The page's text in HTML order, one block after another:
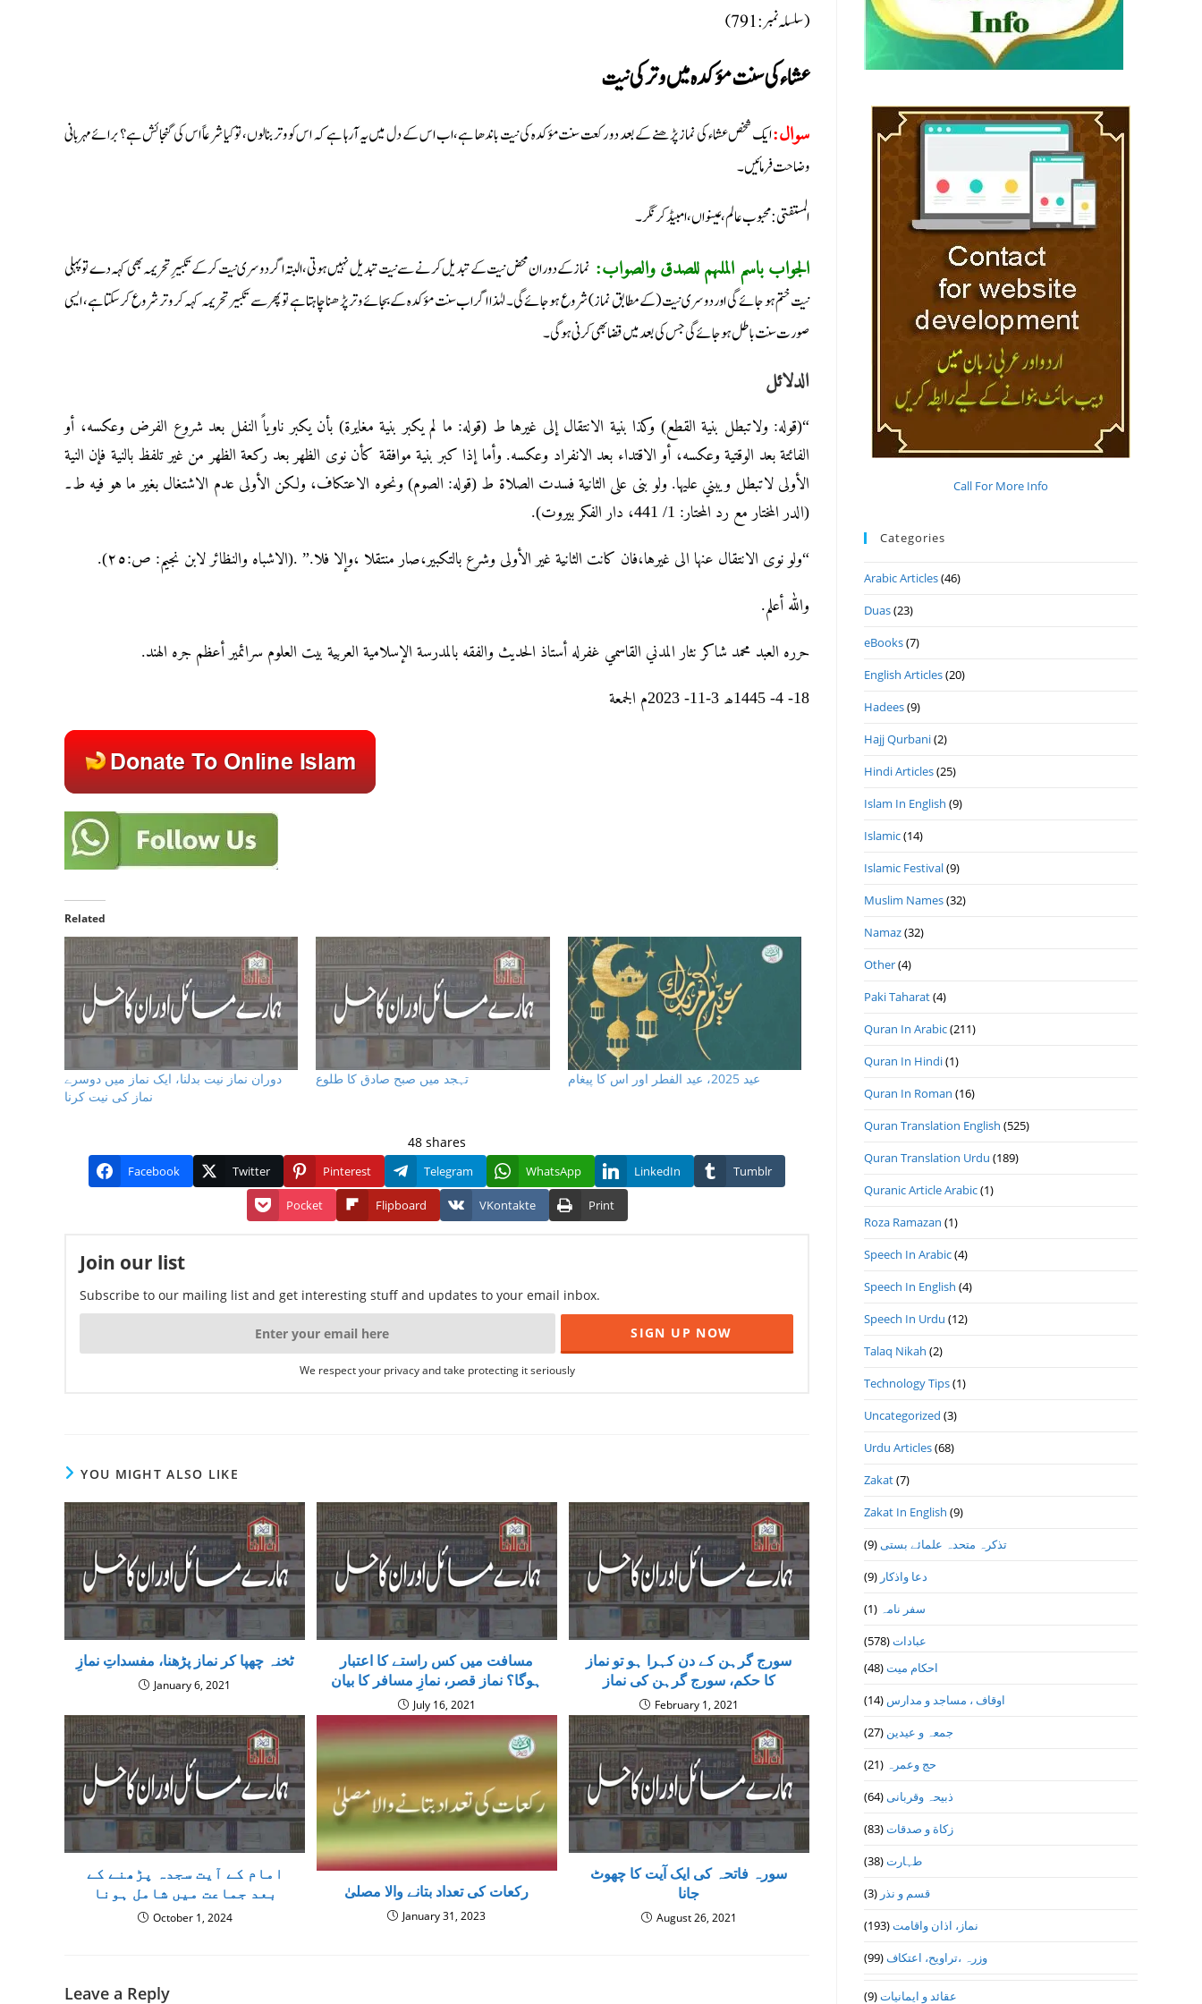
(سلسلہ نمبر: 791)
عشاء کی سنت مؤکدہ میں وتر کی نیت
سوال:ایک شخص عشاء کی نماز پڑھنے کے بعد دو رکعت سنت مؤکدہ کی نیت باندھا ہے، اب اس کے دل میں یہ آرہا ہے کہ اس کو وتر بنالوں، تو کیا شرعاً اس کی گنجائش ہے؟ برائے مہربانی
وضاحت فرمائیں۔
المستفتی: محبوب عالم، عینواں، امبیڈکر نگر۔
الجواب باسم الملہم للصدق والصواب: نماز کے دوران محض نیت کے تبدیل کرنے سے نیت تبدیل نہیں ہوتی، البتہ اگر دوسری نیت کرکے تکبیرِ تحریمہ بھی کہہ دے تو پہلی
نیت ختم ہو جائے گی اور دوسری نیت (کے مطابق نماز) شروع ہوجائے گی۔ لہٰذا اگر اب سنت مؤکدہ کے بجائے وتر پڑھنا چاہتا ہے تو پھر سے تکبیر تحریمہ کہہ کر وتر شروع کرسکتا ہے، ایسی
صورت سنت باطل ہو جائے گی جس کی بعد میں قضا بھی کرنی ہوگی۔
الدلائل
“(قوله: ولاتبطل بنية القطع) وكذا بنية الانتقال إلى غيرها ط (قوله: ما لم يكبر بنية مغايرة) بأن يكبر ناوياً النفل بعد شروع الفرض وعكسه، أو
الفائتة بعد الوقتية وعكسه، أو الاقتداء بعد الانفراد وعكسه. وأما إذا كبر بنية موافقة كأن نوى الظهر بعد ركعة الظهر من غير تلفظ بالنية فإن النية
الأولى لاتبطل ويبني عليها. ولو بنى على الثانية فسدت الصلاة ط (قوله: الصوم) ونحوه الاعتكاف، ولكن الأولى عدم الاشتغال بغير ما هو فيه ط۔
(الدر المختار مع رد المحتار: 1/ 441، دار الفكر بيروت).
“ولو نوى الانتقال عنها الى غيرها،فان كانت الثانية غير الأولى وشرع بالتكبير،صار منتقلا ،وإلا فلا.” .(الاشباه والنظائر لابن نجيم: ص:٢٥).
والله أعلم.
حرره العبد محمد شاکر نثار المدني القاسمي غفرله أستاذ الحديث والفقه بالمدرسة الإسلامية العربية بيت العلوم سرائمير أعظم جره الهند.
18- 4- 1445ھ 3-11- 2023م الجمعة
Related
دوران نماز نیت بدلنا، ایک نماز میں دوسرے
نماز کی نیت کرنا
تہجد میں صبح صادق کا طلوع عيد 2025، عيد الفطر اور اس كا پيغام
48 shares
Facebook Twitter Pinterest Telegram WhatsApp LinkedIn Tumblr
Pocket Flipboard VKontakte Print
Join our list
Subscribe to our mailing list and get interesting stuff and updates to your email inbox.
We respect your privacy and take protecting it seriously
YOU MIGHT ALSO LIKE
ٹخنہ چھپا کر نماز پڑھنا، مفسداتِ نمازِ
January 6, 2021
مسافت میں کس راستے کا اعتبار
ہوگا؟ نماز قصر، نمازِ مسافر کا بیان
July 16, 2021
سورج گرہن کے دن کہرا ہو تو نماز
کا حکم، سورج گرہن کی نماز
February 1, 2021
امام کے آیت سجدہ پڑھنے کے
بعد جماعت میں شامل ہونا
October 1, 2024
رکعات کی تعداد بتانے والا مصلیٰ
January 31, 2023
سورہ فاتحہ کی ایک آیت کا چھوٹ
جانا
August 26, 2021
Leave a Reply
Call For More Info
Categories
Arabic Articles(46)
Duas(23)
eBooks(7)
English Articles(20)
Hadees(9)
Hajj Qurbani(2)
Hindi Articles(25)
Islam In English (9)
Islamic(14)
Islamic Festival(9)
Muslim Names(32)
Namaz(32)
Other(4)
Paki Taharat(4)
Quran In Arabic(211)
Quran In Hindi(1)
Quran In Roman (16)
Quran Translation English (525)
Quran Translation Urdu (189)
Quranic Article Arabic(1)
Roza Ramazan (1)
Speech In Arabic(4)
Speech In English (4)
Speech In Urdu (12)
Talaq Nikah (2)
Technology Tips(1)
Uncategorized (3)
Urdu Articles(68)
Zakat(7)
Zakat In English (9)
تذكرہ متحدہ علمائے بستى(9)
دعا واذكار (9)
سفر نامہ (1)
عبادات(578)
احکام میت(48)
اوقاف ، مساجد و مدارس (14)
جمعہ و عیدین (27)
حج وعمرہ (21)
ذبیحہ وقربانی(64)
زکاة و صدقات(83)
طہارت(38)
قسم و نذر (3)
نماز، اذان واقامت(193)
وزرہ ،تراويح، اعتكاف(99)
عقائد و ایمانیات(9)